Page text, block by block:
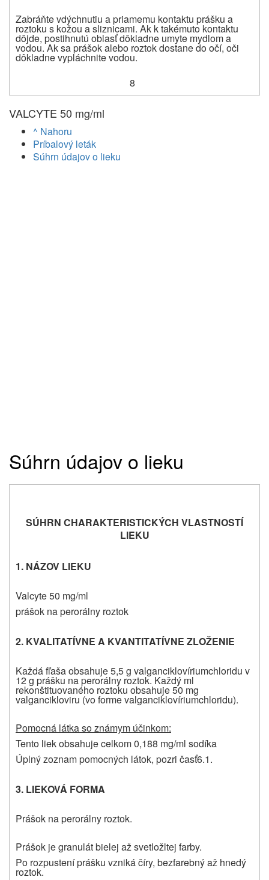
Zabráňte vdýchnutiu a priamemu kontaktu prášku a
roztoku s kožou a sliznicami. Ak k takémuto kontaktu
dôjde, postihnutú oblasť dôkladne umyte mydlom a
vodou. Ak sa prášok alebo roztok dostane do očí, oči
dôkladne vypláchnite vodou.
8
VALCYTE 50 mg/ml
^ Nahoru
Príbalový leták
Súhrn údajov o lieku
Súhrn údajov o lieku
SÚHRN CHARAKTERISTICKÝCH VLASTNOSTÍ
LIEKU
1. NÁZOV LIEKU
Valcyte 50 mg/ml
prášok na perorálny roztok
2. KVALITATÍVNE A KVANTITATÍVNE ZLOŽENIE
Každá fľaša obsahuje 5,5 g valganciklovíriumchloridu v
12 g prášku na perorálny roztok. Každý ml
rekonštituovaného roztoku obsahuje 50 mg
valgancikloviru (vo forme valganciklovíriumchloridu).
Pomocná látka so známym účinkom:
Tento liek obsahuje celkom 0,188 mg/ml sodíka
Úplný zoznam pomocných látok, pozri časť6.1.
3. LIEKOVÁ FORMA
Prášok na perorálny roztok.
Prášok je granulát bielej až svetložltej farby.
Po rozpustení prášku vzniká číry, bezfarebný až hnedý
roztok.